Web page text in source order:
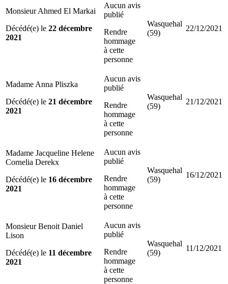
Monsieur Ahmed El Markai
Décédé(e) le 22 décembre
2021
Aucun avis
publié
Rendre
hommage
à cette
personne
Wasquehal
(59)
22/12/2021
Madame Anna Pliszka
Décédé(e) le 21 décembre
2021
Aucun avis
publié
Rendre
hommage
à cette
personne
Wasquehal
(59)
21/12/2021
Madame Jacqueline Helene
Cornelia Derekx
Décédé(e) le 16 décembre
2021
Aucun avis
publié
Rendre
hommage
à cette
personne
Wasquehal
(59)
16/12/2021
Monsieur Benoit Daniel
Lison
Décédé(e) le 11 décembre
2021
Aucun avis
publié
Rendre
hommage
à cette
personne
Wasquehal
(59)
11/12/2021